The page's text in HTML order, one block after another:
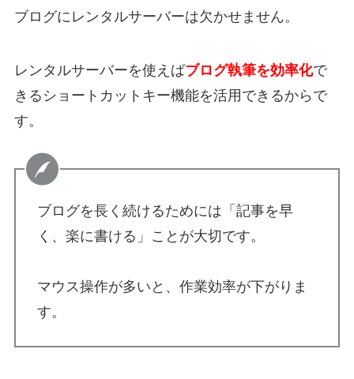
ブログにレンタルサーバーは欠かせません。
レンタルサーバーを使えばブログ執筆を効率化で
きるショートカットキー機能を活用できるからで
す。
ブログを長く続けるためには「記事を早
く、楽に書ける」ことが大切です。
マウス操作が多いと、作業効率が下がりま
す。